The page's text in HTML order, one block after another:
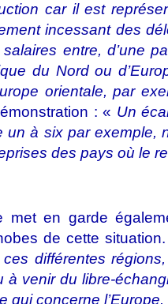
car il est
incessant des
entre, d’une
du Nord ou
orientale, par
: « Un
un à six par exemple,
des pays où le
met en garde
de cette
différentes
venir du libre-
qui concerne l’Europe.